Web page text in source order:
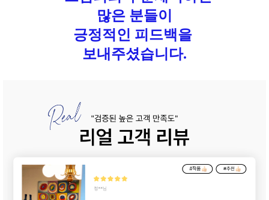
많은 분들이
긍정적인 피드백을
보내주셨습니다.